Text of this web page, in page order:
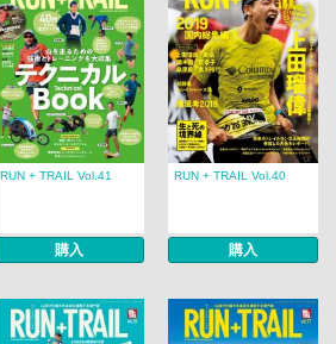
RUN + TRAIL Vol.41
購入
RUN + TRAIL Vol.40
購入